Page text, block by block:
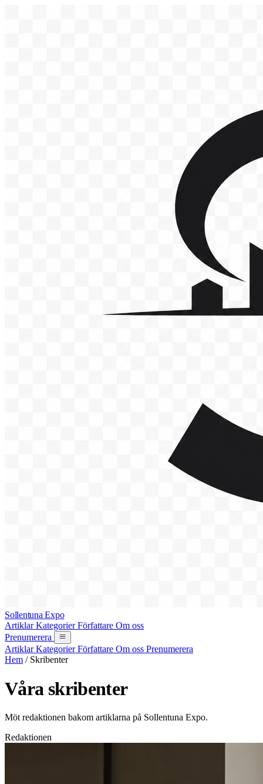
Sollentuna Expo
ArtiklarKategorierFörfattare Om oss
Prenumerera
ArtiklarKategorierFörfattare Om oss Prenumerera
Hem / Skribenter
Våra skribenter
Möt redaktionen bakom artiklarna på Sollentuna Expo.
Redaktionen